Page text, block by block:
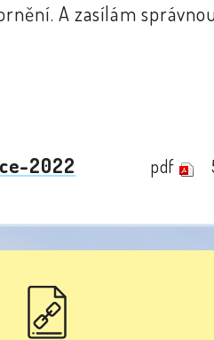
A zasílám
2022
pdf